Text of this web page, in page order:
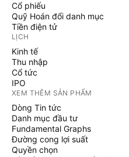
Cổ phiếu
Quỹ Hoán đổi danh mục
Tiền điện tử
LỊCH
Kinh tế
Thu nhập
Cổ tức
IPO
XEM THÊM SẢN PHẨM
Dòng Tin tức
Danh mục đầu tư
Fundamental Graphs
Đường cong lợi suất
Quyền chọn